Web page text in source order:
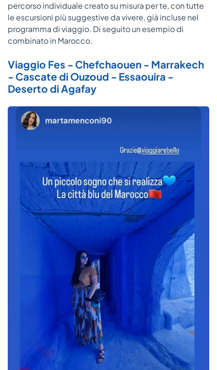
percorso individuale creato su misura per te, con tutte
le escursioni più suggestive da vivere, già incluse nel
programma di viaggio. Di seguito un esempio di
combinato in Marocco.
Viaggio Fes - Chefchaouen - Marrakech
- Cascate di Ouzoud - Essaouira -
Deserto di Agafay